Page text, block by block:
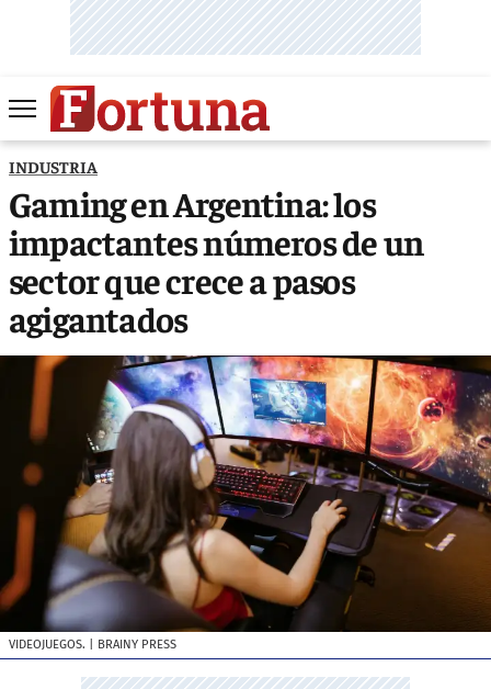
INDUSTRIA
Gaming en Argentina: los
impactantes números de un
sector que crece a pasos
agigantados
VIDEOJUEGOS. | BRAINY PRESS